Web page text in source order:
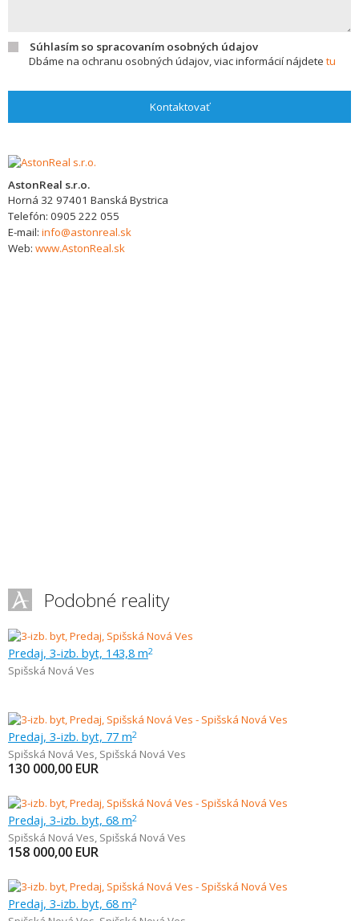
Súhlasím so spracovaním osobných údajov
Dbáme na ochranu osobných údajov, viac informácií nájdete tu
Kontaktovať
AstonReal s.r.o.
Horná 32 97401 Banská Bystrica
Telefón: 0905 222 055
E-mail: info@astonreal.sk
Web: www.AstonReal.sk
Podobné reality
Predaj, 3-izb. byt, 143,8 m2
Spišská Nová Ves
Predaj, 3-izb. byt, 77 m2
Spišská Nová Ves, Spišská Nová Ves
130 000,00 EUR
Predaj, 3-izb. byt, 68 m2
Spišská Nová Ves, Spišská Nová Ves
158 000,00 EUR
Predaj, 3-izb. byt, 68 m2